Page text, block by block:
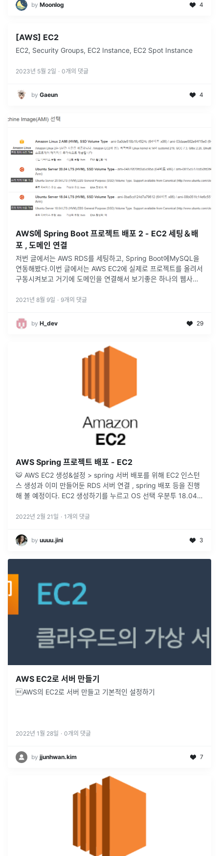
by Moonlog 4
[AWS] EC2
EC2, Security Groups, EC2 Instance, EC2 Spot Instance
2023년 5월 2일 · 0개의 댓글
by Gaeun 4
AWS에 Spring Boot 프로젝트 배포 2 - EC2 세팅＆배
포 , 도메인 연결
저번 글에서는 AWS RDS를 세팅하고, Spring Boot에MySQL을
연동해봤다.이번 글에서는 AWS EC2에 실제로 프로젝트를 올려서
구동시켜보고 거기에 도메인을 연결해서 보기좋은 하나의 웹사이
에 맞는 ...
2021년 8월 9일 · 9개의 댓글
by H_dev 29
AWS Spring 프로젝트 배포 - EC2
🐯 AWS EC2 생성&설정 > spring 서버 배포를 위해 EC2 인스턴
스 생성과 이미 만들어둔 RDS 서버 연결 , spring 배포 등을 진행
해 볼 예정이다. EC2 생성하기를 누르고 OS 선택 우분투 18.04
2022년 2월 21일 · 1 개의 댓글
by uuuu.jini 3
AWS EC2로 서버 만들기
AWS의 EC2로 서버 만들고 기본적인 설정하기
2022년 1월 28일 · 0개의 댓글
by jjunhwan.kim 7